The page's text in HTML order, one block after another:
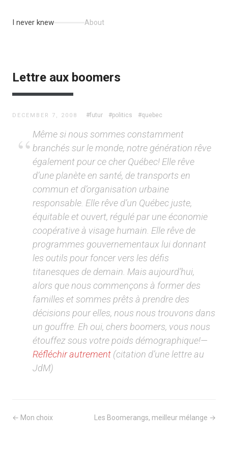
I never knew About
Lettre aux boomers
DECEMBER 7, 2008 #futur #politics #quebec
Même si nous sommes constamment
branchés sur le monde, notre génération rêve
également pour ce cher Québec! Elle rêve
d’une planète en santé, de transports en
commun et d’organisation urbaine
responsable. Elle rêve d’un Québec juste,
équitable et ouvert, régulé par une économie
coopérative à visage humain. Elle rêve de
programmes gouvernementaux lui donnant
les outils pour foncer vers les défis
titanesques de demain. Mais aujourd’hui,
alors que nous commençons à former des
familles et sommes prêts à prendre des
décisions pour elles, nous nous trouvons dans
un gouffre. Eh oui, chers boomers, vous nous
étouffez sous votre poids démographique!—
Réfléchir autrement (citation d’une lettre au
JdM)
← Mon choix Les Boomerangs, meilleur mélange →